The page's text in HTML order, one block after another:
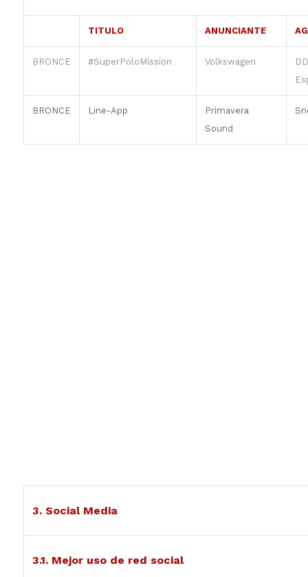
TITULO ANUNCIANTE
BRONCE #SuperPoloMission Volkswagen
BRONCE Line-App
Primavera
Sound
3. Social Media
3.1. Mejor uso de red social